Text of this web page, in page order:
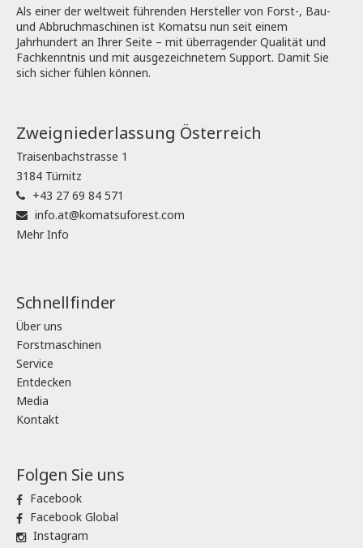
Als einer der weltweit führenden Hersteller von Forst-, Bau-
und Abbruchmaschinen ist Komatsu nun seit einem
Jahrhundert an Ihrer Seite – mit überragender Qualität und
Fachkenntnis und mit ausgezeichnetem Support. Damit Sie
sich sicher fühlen können.
Zweigniederlassung Österreich
Traisenbachstrasse 1
3184 Türnitz
+43 27 69 84 571
info.at@komatsuforest.com
Mehr Info
Schnellfinder
Über uns
Forstmaschinen
Service
Entdecken
Media
Kontakt
Folgen Sie uns
Facebook
Facebook Global
Instagram